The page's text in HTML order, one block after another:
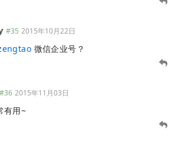
#35 2015年10月22日
微信企业号？
#36 2015年11月03日
有用~